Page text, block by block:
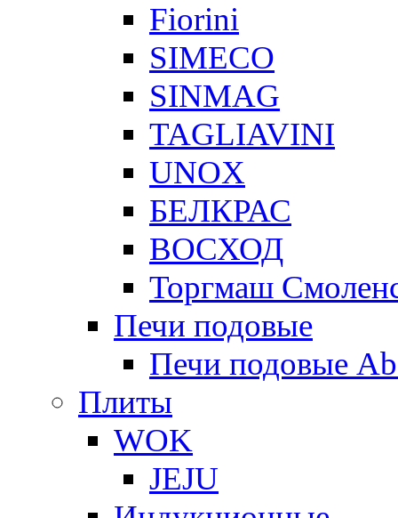
Fiorini
SIMECO
SINMAG
TAGLIAVINI
UNOX
БЕЛКРАС
ВОСХОД
Торгмаш
Печи подовые
Печи подовые
Плиты
WOK
JEJU